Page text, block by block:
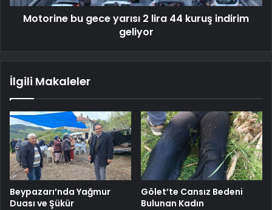
Motorine bu gece yarısı 2 lira 44 kuruş indirim
geliyor
İlgili Makaleler
Beypazarı’nda Yağmur
Duası ve Şükür
Gölet’te Cansız Bedeni
Bulunan Kadın